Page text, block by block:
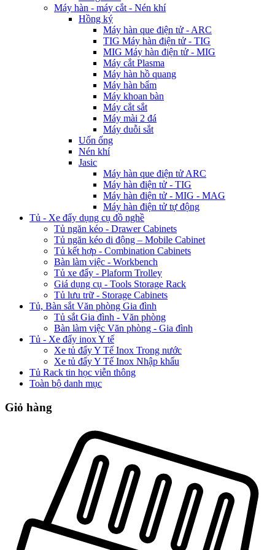
Máy hàn - máy cắt - Nén khí
Hồng ký
Máy hàn que điện tử - ARC
TIG Máy hàn điện tử - TIG
MIG Máy hàn điện tử - MIG
Máy cắt Plasma
Máy hàn hồ quang
Máy hàn bẩm
Máy khoan bàn
Máy cắt sắt
Máy mài 2 đá
Máy duỗi sắt
Uốn ống
Nén khí
Jasic
Máy hàn que điện tử ARC
Máy hàn điện tử - TIG
Máy hàn điện tử - MIG - MAG
Máy hàn điện tử tự động
Tủ - Xe đẩy dụng cụ đồ nghề
Tủ ngăn kéo - Drawer Cabinets
Tủ ngăn kéo di động – Mobile Cabinet
Tủ kết hợp - Combination Cabinets
Bàn làm việc - Workbench
Tủ xe đẩy - Plaform Trolley
Giá dụng cụ - Tools Storage Rack
Tủ lưu trữ - Storage Cabinets
Tủ, Bàn sắt Văn phòng Gia đình
Tủ sắt Gia đình - Văn phòng
Bàn làm việc Văn phòng - Gia đình
Tủ - Xe đẩy inox Y tế
Xe tủ đẩy Y Tế Inox Trong nước
Xe tủ đẩy Y Tế Inox Nhập khẩu
Tủ Rack tin học viễn thông
Toàn bộ danh mục
Giỏ hàng